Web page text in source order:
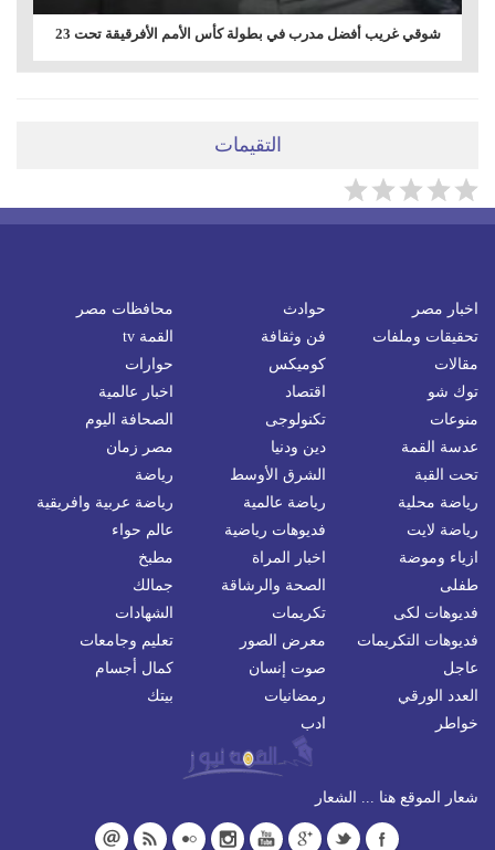
شوقي غريب أفضل مدرب في بطولة كأس الأمم الأفرقيقة تحت 23
التقيمات
اخبار مصر حوادث
محافظات مصر
تحقيقات وملفات
فن وثقافة
القمة tv
مقالات
كوميكس
حوارات
توك شو
اقتصاد
اخبار عالمية
منوعات
تكنولوجى
الصحافة اليوم
عدسة القمة
دين ودنيا
مصر زمان
تحت القبة
الشرق الأوسط
رياضة
رياضة محلية
رياضة عالمية
رياضة عربية وافريقية
رياضة لايت
فديوهات رياضية
عالم حواء
ازياء وموضة
اخبار المراة
مطبخ
طفلى
الصحة والرشاقة
جمالك
فديوهات لكى
تكريمات
الشهادات
فديوهات التكريمات
معرض الصور
تعليم وجامعات
عاجل
صوت إنسان
كمال أجسام
العدد الورقي
رمضانيات
بيتك
خواطر
ادب
شعار الموقع هنا ... الشعار